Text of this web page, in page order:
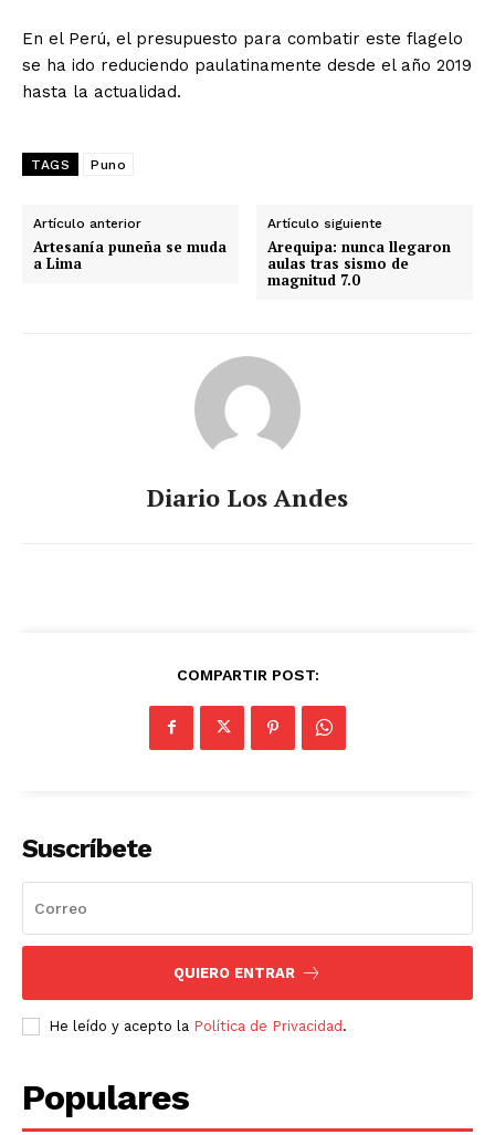
En el Perú, el presupuesto para combatir este flagelo
se ha ido reduciendo paulatinamente desde el año 2019
hasta la actualidad.
TAGS Puno
Artículo anterior
Artesanía puneña se muda
a Lima
Artículo siguiente
Arequipa: nunca llegaron
aulas tras sismo de
magnitud 7.0
Diario Los Andes
COMPARTIR POST:
Suscríbete
QUIERO ENTRAR
He leído y acepto la Política de Privacidad .
Populares